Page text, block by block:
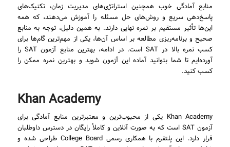
منابع آمادگی خوب همچنین استراتژی‌های مدیریت زمان، تکنیک‌های
پاسخ‌دهی سریع و روش‌های حل مسئله را آموزش می‌دهند، که همه
این‌ها تأثیر مستقیم بر نمره نهایی دارند. به همین دلیل، توجه به منابع
صحیح و برنامه‌ریزی مطالعه بر اساس آن‌ها، یکی از مهم‌ترین گام‌ها برای
کسب نمره بالا در SAT است. در ادامه، بهترین منابع آزمون SAT را
آورده‌ایم تا شما بتوانید آماده این آزمون شوید و بهترین نمره ممکن را
کسب کنید.
Khan Academy
Khan Academy یکی از محبوب‌ترین و معتبرترین منابع آمادگی برای
آزمون SAT است که به صورت آنلاین و کاملاً رایگان در دسترس داوطلبان
قرار دارد. این پلتفرم با همکاری رسمی College Board طراحی شده و